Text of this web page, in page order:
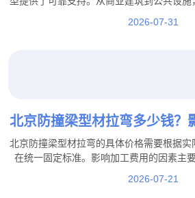
2026-07-31
北京防撞梁型材拉弯多少钱？
素都有哪些？
北京防撞梁型材拉弯的具体价格需要根据
在统一固定标准。影响加工费用的因素主
2026-07-21